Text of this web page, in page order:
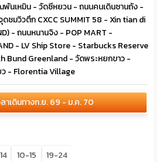
พันเหมิน - วัดซีหยวน - ถนนคนเดินซานถัง -
ชมวิวตึก CXCC SUMMIT 58 - Xin tian di
- ถนนหนานจิง - POP MART -
- LV Ship Store - Starbucks Reserve
Bund Greenland - วัดพระหยกขาว -
- Florentia Village
าเดินทางก.ย. 69 - ม.ค. 70
10-15
19-24